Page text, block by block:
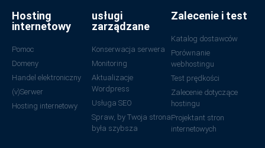
Hosting
internetowy
Pomoc
Domeny
Handel elektroniczny
(v)Serwer
Hosting internetowy
usługi
zarządzane
Konserwacja serwera
Monitoring
Aktualizacje
Wordpress
Usługa SEO
Spraw, by Twoja strona
była szybsza
Zalecenie i test
Katalog dostawców
Porównanie
webhostingu
Test prędkości
Zalecenie dotyczące
hostingu
Projektant stron
internetowych